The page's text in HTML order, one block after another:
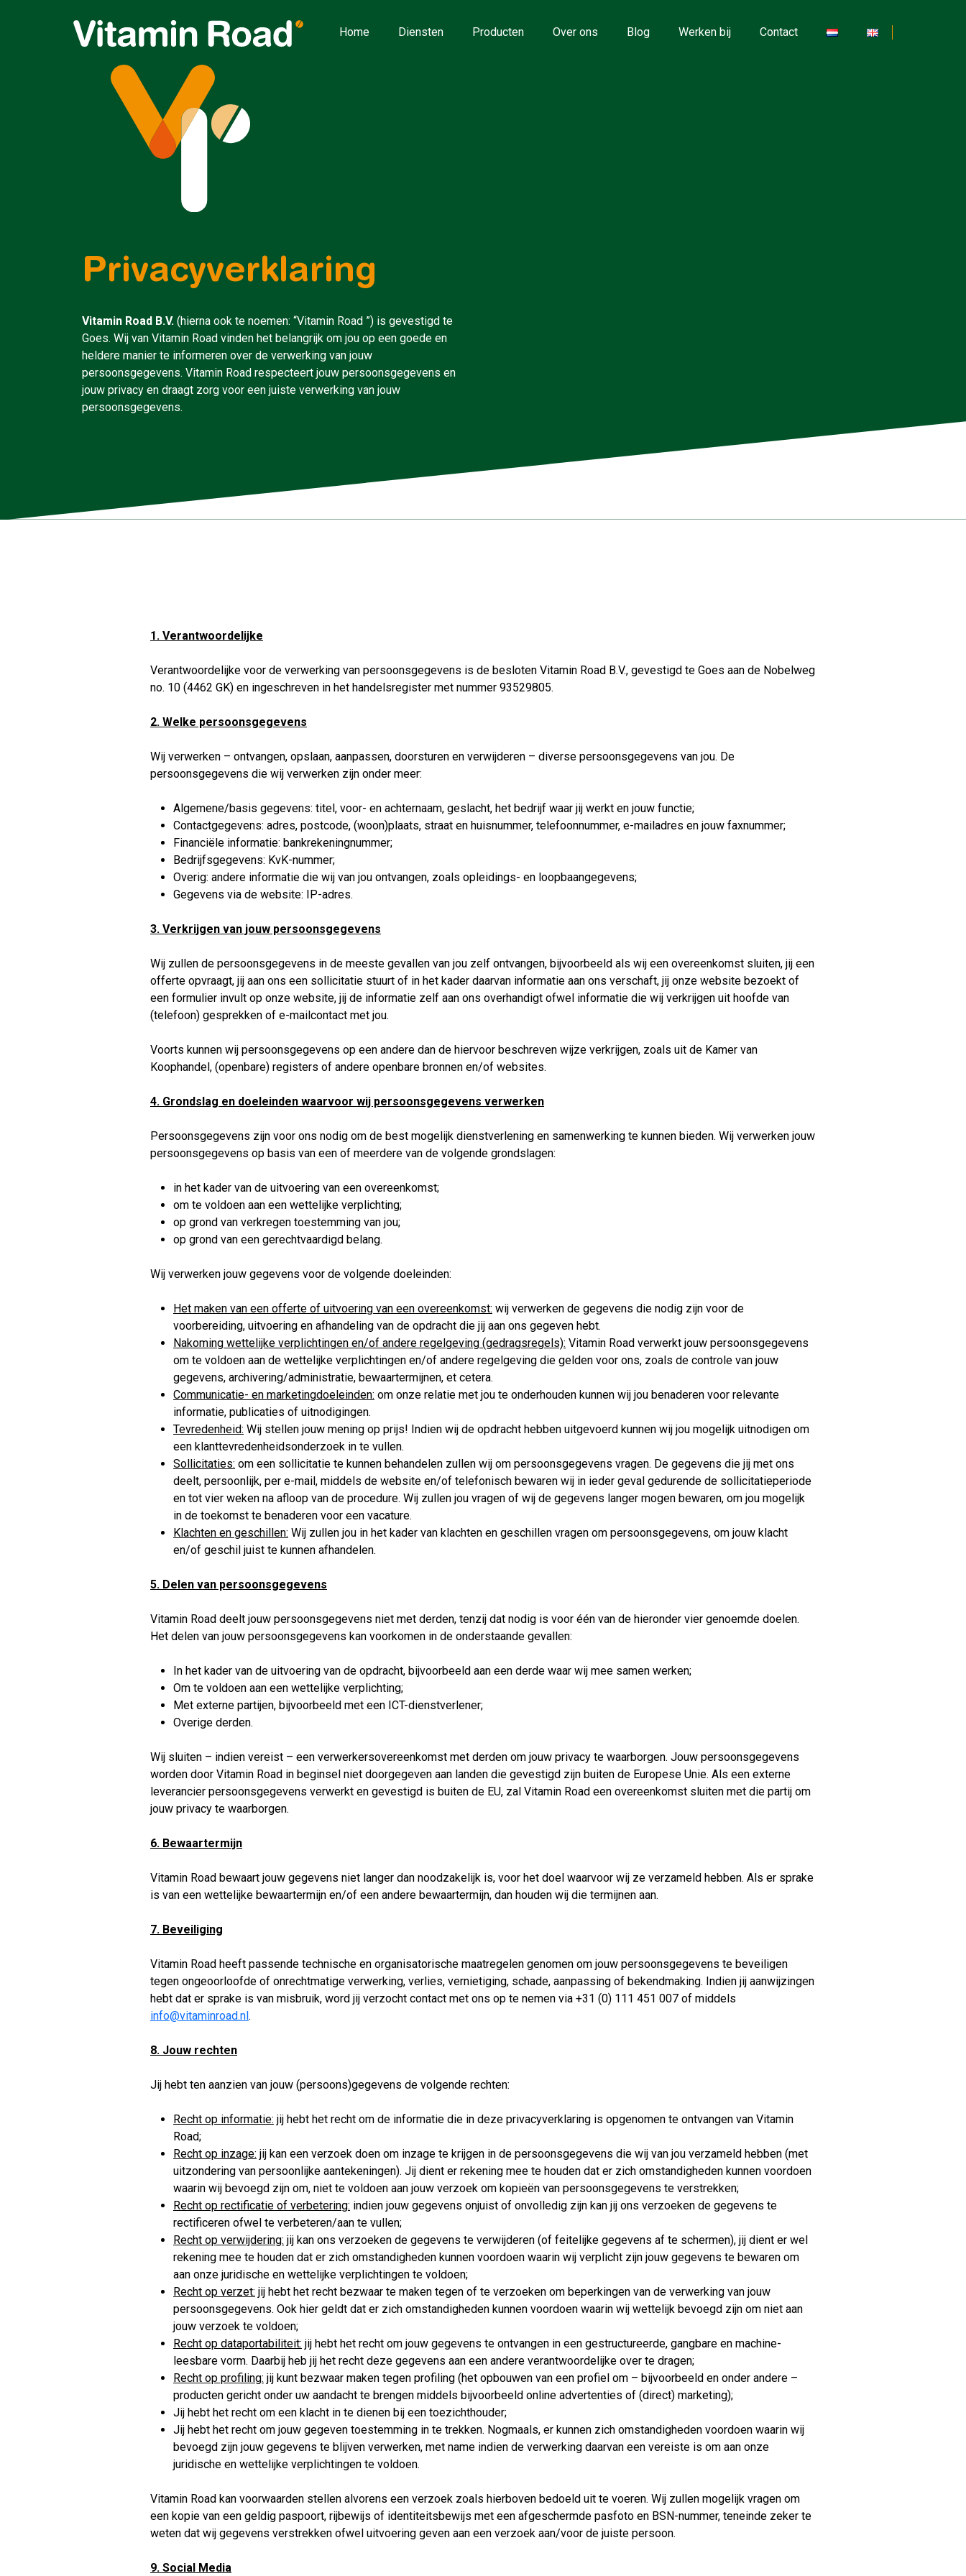
Home Diensten Producten Over ons Blog Werken bij Contact
Privacyverklaring
Vitamin Road B.V. (hierna ook te noemen: “Vitamin Road ”) is gevestigd te
Goes. Wij van Vitamin Road vinden het belangrijk om jou op een goede en
heldere manier te informeren over de verwerking van jouw
persoonsgegevens. Vitamin Road respecteert jouw persoonsgegevens en
jouw privacy en draagt zorg voor een juiste verwerking van jouw
persoonsgegevens.
1. Verantwoordelijke
Verantwoordelijke voor de verwerking van persoonsgegevens is de besloten Vitamin Road B.V., gevestigd te Goes aan de Nobelweg
no. 10 (4462 GK) en ingeschreven in het handelsregister met nummer 93529805.
2. Welke persoonsgegevens
Wij verwerken – ontvangen, opslaan, aanpassen, doorsturen en verwijderen – diverse persoonsgegevens van jou. De
persoonsgegevens die wij verwerken zijn onder meer:
Algemene/basis gegevens: titel, voor- en achternaam, geslacht, het bedrijf waar jij werkt en jouw functie;
Contactgegevens: adres, postcode, (woon)plaats, straat en huisnummer, telefoonnummer, e-mailadres en jouw faxnummer;
Financiële informatie: bankrekeningnummer;
Bedrijfsgegevens: KvK-nummer;
Overig: andere informatie die wij van jou ontvangen, zoals opleidings- en loopbaangegevens;
Gegevens via de website: IP-adres.
3. Verkrijgen van jouw persoonsgegevens
Wij zullen de persoonsgegevens in de meeste gevallen van jou zelf ontvangen, bijvoorbeeld als wij een overeenkomst sluiten, jij een
offerte opvraagt, jij aan ons een sollicitatie stuurt of in het kader daarvan informatie aan ons verschaft, jij onze website bezoekt of
een formulier invult op onze website, jij de informatie zelf aan ons overhandigt ofwel informatie die wij verkrijgen uit hoofde van
(telefoon) gesprekken of e-mailcontact met jou.
Voorts kunnen wij persoonsgegevens op een andere dan de hiervoor beschreven wijze verkrijgen, zoals uit de Kamer van
Koophandel, (openbare) registers of andere openbare bronnen en/of websites.
4. Grondslag en doeleinden waarvoor wij persoonsgegevens verwerken
Persoonsgegevens zijn voor ons nodig om de best mogelijk dienstverlening en samenwerking te kunnen bieden. Wij verwerken jouw
persoonsgegevens op basis van een of meerdere van de volgende grondslagen:
in het kader van de uitvoering van een overeenkomst;
om te voldoen aan een wettelijke verplichting;
op grond van verkregen toestemming van jou;
op grond van een gerechtvaardigd belang.
Wij verwerken jouw gegevens voor de volgende doeleinden:
Het maken van een offerte of uitvoering van een overeenkomst: wij verwerken de gegevens die nodig zijn voor de
voorbereiding, uitvoering en afhandeling van de opdracht die jij aan ons gegeven hebt.
Nakoming wettelijke verplichtingen en/of andere regelgeving (gedragsregels): Vitamin Road verwerkt jouw persoonsgegevens
om te voldoen aan de wettelijke verplichtingen en/of andere regelgeving die gelden voor ons, zoals de controle van jouw
gegevens, archivering/administratie, bewaartermijnen, et cetera.
Communicatie- en marketingdoeleinden: om onze relatie met jou te onderhouden kunnen wij jou benaderen voor relevante
informatie, publicaties of uitnodigingen.
Tevredenheid: Wij stellen jouw mening op prijs! Indien wij de opdracht hebben uitgevoerd kunnen wij jou mogelijk uitnodigen om
een klanttevredenheidsonderzoek in te vullen.
Sollicitaties: om een sollicitatie te kunnen behandelen zullen wij om persoonsgegevens vragen. De gegevens die jij met ons
deelt, persoonlijk, per e-mail, middels de website en/of telefonisch bewaren wij in ieder geval gedurende de sollicitatieperiode
en tot vier weken na afloop van de procedure. Wij zullen jou vragen of wij de gegevens langer mogen bewaren, om jou mogelijk
in de toekomst te benaderen voor een vacature.
Klachten en geschillen: Wij zullen jou in het kader van klachten en geschillen vragen om persoonsgegevens, om jouw klacht
en/of geschil juist te kunnen afhandelen.
5. Delen van persoonsgegevens
Vitamin Road deelt jouw persoonsgegevens niet met derden, tenzij dat nodig is voor één van de hieronder vier genoemde doelen.
Het delen van jouw persoonsgegevens kan voorkomen in de onderstaande gevallen:
In het kader van de uitvoering van de opdracht, bijvoorbeeld aan een derde waar wij mee samen werken;
Om te voldoen aan een wettelijke verplichting;
Met externe partijen, bijvoorbeeld met een ICT-dienstverlener;
Overige derden.
Wij sluiten – indien vereist – een verwerkersovereenkomst met derden om jouw privacy te waarborgen. Jouw persoonsgegevens
worden door Vitamin Road in beginsel niet doorgegeven aan landen die gevestigd zijn buiten de Europese Unie. Als een externe
leverancier persoonsgegevens verwerkt en gevestigd is buiten de EU, zal Vitamin Road een overeenkomst sluiten met die partij om
jouw privacy te waarborgen.
6. Bewaartermijn
Vitamin Road bewaart jouw gegevens niet langer dan noodzakelijk is, voor het doel waarvoor wij ze verzameld hebben. Als er sprake
is van een wettelijke bewaartermijn en/of een andere bewaartermijn, dan houden wij die termijnen aan.
7. Beveiliging
Vitamin Road heeft passende technische en organisatorische maatregelen genomen om jouw persoonsgegevens te beveiligen
tegen ongeoorloofde of onrechtmatige verwerking, verlies, vernietiging, schade, aanpassing of bekendmaking. Indien jij aanwijzingen
hebt dat er sprake is van misbruik, word jij verzocht contact met ons op te nemen via +31 (0) 111 451 007 of middels
info@vitaminroad.nl.
8. Jouw rechten
Jij hebt ten aanzien van jouw (persoons)gegevens de volgende rechten:
Recht op informatie: jij hebt het recht om de informatie die in deze privacyverklaring is opgenomen te ontvangen van Vitamin
Road;
Recht op inzage: jij kan een verzoek doen om inzage te krijgen in de persoonsgegevens die wij van jou verzameld hebben (met
uitzondering van persoonlijke aantekeningen). Jij dient er rekening mee te houden dat er zich omstandigheden kunnen voordoen
waarin wij bevoegd zijn om, niet te voldoen aan jouw verzoek om kopieën van persoonsgegevens te verstrekken;
Recht op rectificatie of verbetering: indien jouw gegevens onjuist of onvolledig zijn kan jij ons verzoeken de gegevens te
rectificeren ofwel te verbeteren/aan te vullen;
Recht op verwijdering: jij kan ons verzoeken de gegevens te verwijderen (of feitelijke gegevens af te schermen), jij dient er wel
rekening mee te houden dat er zich omstandigheden kunnen voordoen waarin wij verplicht zijn jouw gegevens te bewaren om
aan onze juridische en wettelijke verplichtingen te voldoen;
Recht op verzet: jij hebt het recht bezwaar te maken tegen of te verzoeken om beperkingen van de verwerking van jouw
persoonsgegevens. Ook hier geldt dat er zich omstandigheden kunnen voordoen waarin wij wettelijk bevoegd zijn om niet aan
jouw verzoek te voldoen;
Recht op dataportabiliteit: jij hebt het recht om jouw gegevens te ontvangen in een gestructureerde, gangbare en machine-
leesbare vorm. Daarbij heb jij het recht deze gegevens aan een andere verantwoordelijke over te dragen;
Recht op profiling: jij kunt bezwaar maken tegen profiling (het opbouwen van een profiel om – bijvoorbeeld en onder andere –
producten gericht onder uw aandacht te brengen middels bijvoorbeeld online advertenties of (direct) marketing);
Jij hebt het recht om een klacht in te dienen bij een toezichthouder;
Jij hebt het recht om jouw gegeven toestemming in te trekken. Nogmaals, er kunnen zich omstandigheden voordoen waarin wij
bevoegd zijn jouw gegevens te blijven verwerken, met name indien de verwerking daarvan een vereiste is om aan onze
juridische en wettelijke verplichtingen te voldoen.
Vitamin Road kan voorwaarden stellen alvorens een verzoek zoals hierboven bedoeld uit te voeren. Wij zullen mogelijk vragen om
een kopie van een geldig paspoort, rijbewijs of identiteitsbewijs met een afgeschermde pasfoto en BSN-nummer, teneinde zeker te
weten dat wij gegevens verstrekken ofwel uitvoering geven aan een verzoek aan/voor de juiste persoon.
9. Social Media